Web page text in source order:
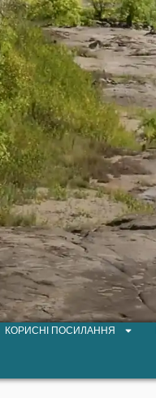
КОРИСНІ ПОСИЛАННЯ